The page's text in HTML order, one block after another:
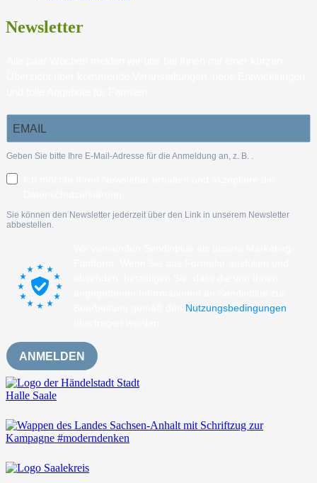
Newsletter
Geben Sie bitte Ihre E-Mail-Adresse für die Anmeldung an, z. B. .
Sie können den Newsletter jederzeit über den Link in unserem Newsletter
abbestellen.
Nutzungsbedingungen
ANMELDEN